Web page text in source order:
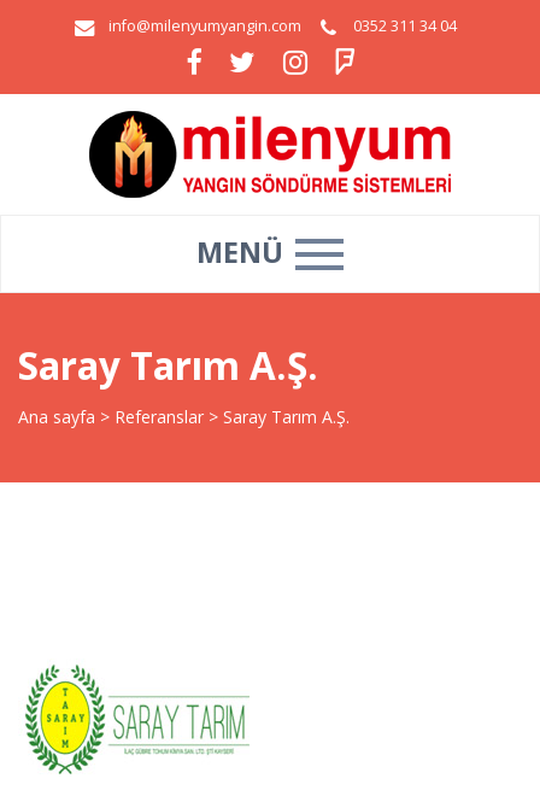
info@milenyumyangin.com 0352 311 34 04
MENÜ
Saray Tarım A.Ş.
Ana sayfa > Referanslar > Saray Tarım A.Ş.